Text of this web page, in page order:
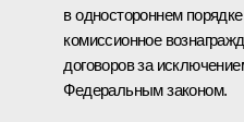
в одностороннем
комиссионное
договоров за
Федеральным законом.